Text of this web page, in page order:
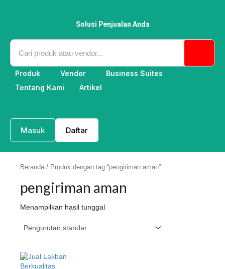
Solusi Penjualan Anda
Produk Vendor
Business Suites
Tentang Kami
Artikel
Masuk Daftar
Beranda / Produk dengan tag “pengiriman aman”
pengiriman aman
Menampilkan hasil tunggal